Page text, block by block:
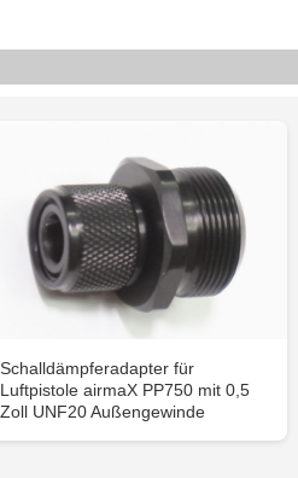
Schalldämpferadapter für
Luftpistole airmaX PP750 mit 0,5
Zoll UNF20 Außengewinde